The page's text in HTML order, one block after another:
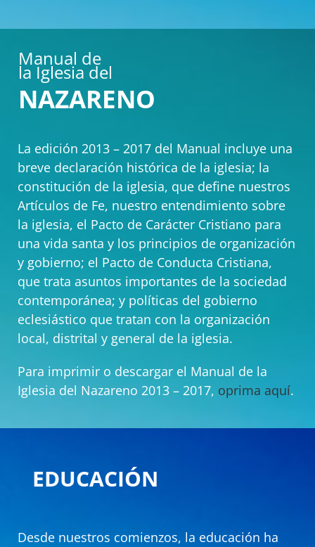
Manual de
la Iglesia del
NAZARENO
La edición 2013 – 2017 del Manual incluye una
breve declaración histórica de la iglesia; la
constitución de la iglesia, que define nuestros
Artículos de Fe, nuestro entendimiento sobre
la iglesia, el Pacto de Carácter Cristiano para
una vida santa y los principios de organización
y gobierno; el Pacto de Conducta Cristiana,
que trata asuntos importantes de la sociedad
contemporánea; y políticas del gobierno
eclesiástico que tratan con la organización
local, distrital y general de la iglesia.
Para imprimir o descargar el Manual de la
Iglesia del Nazareno 2013 – 2017, oprima aquí.
EDUCACIÓN
Desde nuestros comienzos, la educación ha